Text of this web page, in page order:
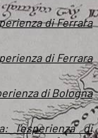
di Ferrara
di Ferrara
di Bologna
l’esperienza di